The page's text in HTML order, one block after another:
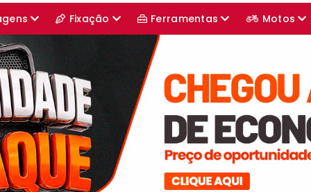
Fixação Ferramentas Motos